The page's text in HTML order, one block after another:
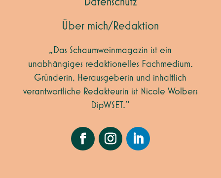
Über mich/Redaktion
„Das Schaumweinmagazin ist ein
unabhängiges redaktionelles Fachmedium.
Gründerin, Herausgeberin und inhaltlich
verantwortliche Redakteurin ist Nicole Wolbers
DipWSET.“